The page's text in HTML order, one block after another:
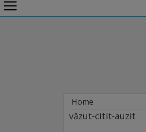
Home
Dileme on-line
văzut-citit-auzit